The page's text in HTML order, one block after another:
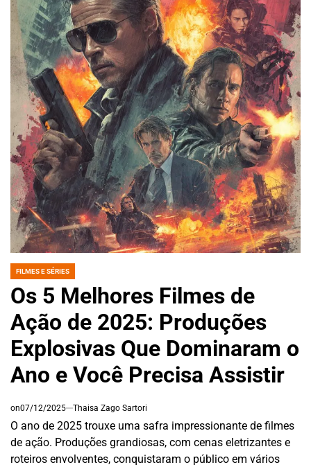
POSTED
FILMES E SÉRIES
Os 5 Melhores Filmes de
Ação de 2025: Produções
Explosivas Que Dominaram o
Ano e Você Precisa Assistir
on07/12/2025 Thaisa Zago Sartori
O ano de 2025 trouxe uma safra impressionante de filmes
de ação. Produções grandiosas, com cenas eletrizantes e
roteiros envolventes, conquistaram o público em vários